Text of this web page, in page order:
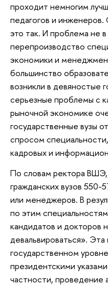
проходит немногим
педагогов и
это так. И проблема не
перепроизводство
экономики и
большинство
возникли в девяностые
серьезные проблемы с
рыночной экономике
государственные вузы
спросом
кадровых и
По словам ректора ВШЭ,
гражданских вузов 550-
или менеджеров. В
по этим
кандидатов и докторов
девальвироваться».
государственном
президентскими
частности, проведение